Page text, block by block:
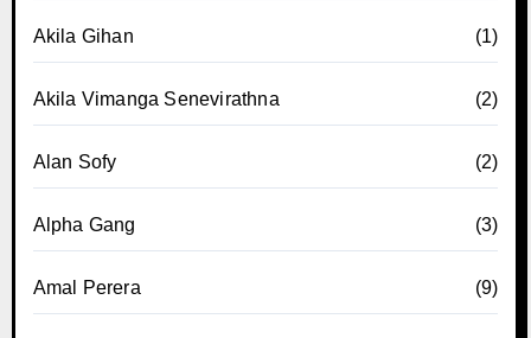
Akila Gihan (1)
Akila Vimanga Senevirathna (2)
Alan Sofy (2)
Alpha Gang (3)
Amal Perera (9)